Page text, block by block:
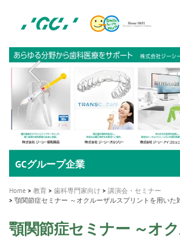
content
社
ジ
ー
シ
ー
M
A healthy smile greatly contributes to
新発売 エバーエックス フロー
「セラスマート テクノロジーブック
「イニシャル LiSi（リジ）ブロック テ
ク」公開
歯を内部まで白くする
新製品 イオム ナゴミ for DH
専用サイトはこちら
新製品バキュクレーブ 118 / 318 Prime
製品の詳細情報はこちら
インプラント Aadva®
GCグループ企業
Home 教育 歯科専門家向け
講演会・セミナー
顎関節症セミナー ～オクルーザルスプリントを用いた
顎関節症セミナー ～オ